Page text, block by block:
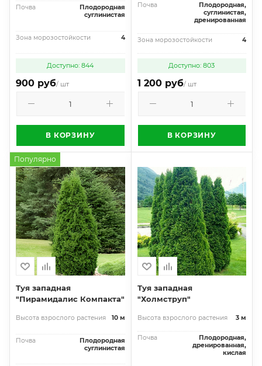
Почва
Плодородная
суглинистая
Зона морозостойкости 4
Доступно: 844
900 руб/ шт
В КОРЗИНУ
Почва
Плодородная,
суглинистая,
дренированная
Зона морозостойкости 4
Доступно: 803
1 200 руб/ шт
В КОРЗИНУ
Популярно
Туя западная
"Пирамидалис Компакта"
Высота взрослого растения 10 м
Почва
Плодородная
суглинистая
Туя западная
"Холмструп"
Высота взрослого растения 3 м
Почва
Плодородная,
дренированная,
кислая